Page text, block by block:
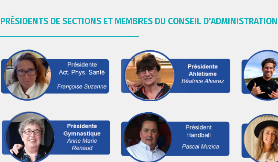
PRÉSIDENTS DE SECTIONS ET MEMBRES DU CONSEIL D'ADMINISTRATION